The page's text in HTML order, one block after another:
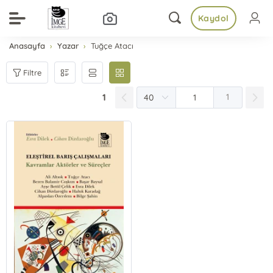
Kaydol
Anasayfa Yazar Tuğçe Atacı
Filtre
1 1